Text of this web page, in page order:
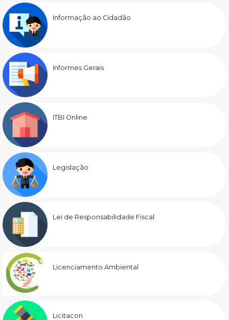
Informação ao Cidadão
Informes Gerais
ITBI Online
Legislação
Lei de Responsabilidade Fiscal
Licenciamento Ambiental
Licitacon